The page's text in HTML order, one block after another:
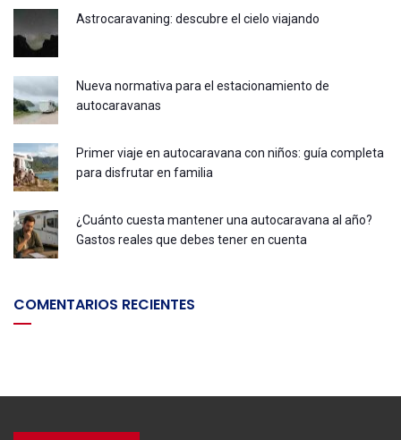
Astrocaravaning: descubre el cielo viajando
Nueva normativa para el estacionamiento de
autocaravanas
Primer viaje en autocaravana con niños: guía completa
para disfrutar en familia
¿Cuánto cuesta mantener una autocaravana al año?
Gastos reales que debes tener en cuenta
COMENTARIOS RECIENTES